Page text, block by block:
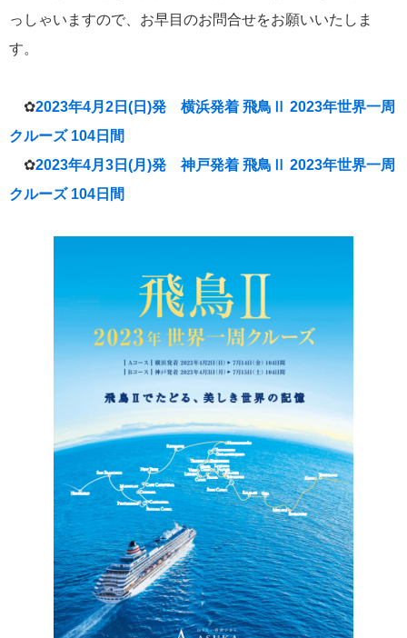
っしゃいますので、お早目のお問合せをお願いいたしま
す。
✿2023年4月2日(日)発 横浜発着 飛鳥Ⅱ 2023年世界一周
クルーズ 104日間
✿2023年4月3日(月)発 神戸発着 飛鳥Ⅱ 2023年世界一周
クルーズ 104日間
2023年 マジェスティック・プリンセス 大さん橋 ねずみ君 クリスタルクル
MITSUI OCEAN CRUISES